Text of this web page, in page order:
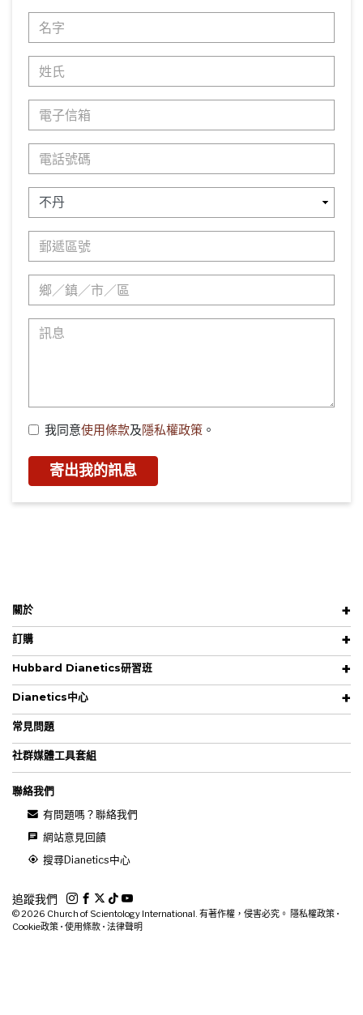
我同意使用條款及隱私權政策 。
寄出我的訊息
關於
訂購
Hubbard Dianetics研習班
Dianetics中心
常見問題
社群媒體工具套組
聯絡我們
有問題嗎？聯絡我們
網站意見回饋
搜尋Dianetics中心
追蹤我們
© 2026 Church of Scientology International. 有著作權，侵害必究。 隱私權政策 •
Cookie政策 • 使用條款 • 法律聲明